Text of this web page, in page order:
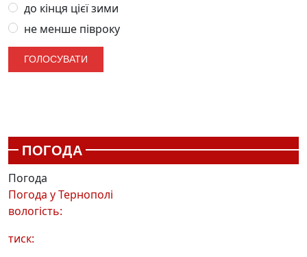
до кінця цієї зими
не менше півроку
ПОГОДА
Погода
Погода уТернополі
вологість:
тиск: